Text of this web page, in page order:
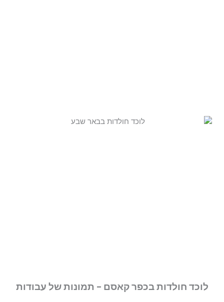
לוכד חולדות בכפר קאסם - תמונות של עבודות